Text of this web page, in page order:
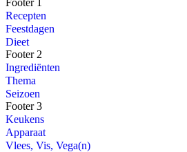
Recepten
Feestdagen
Dieet
Footer 2
Ingrediënten
Thema
Seizoen
Footer 3
Keukens
Apparaat
Vlees, Vis, Vega(n)